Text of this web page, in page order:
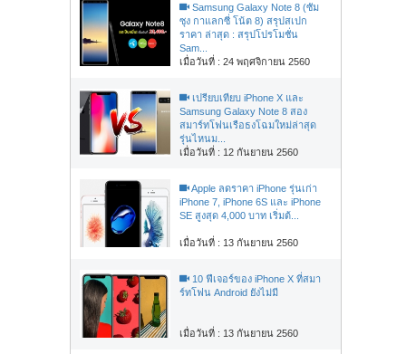
Samsung Galaxy Note 8 (ซัม
ซุง กาแลกซี่ โน้ต 8) สรุปสเปก
ราคา ล่าสุด : สรุปโปรโมชั่น
Sam...
เมื่อวันที่ : 24 พฤศจิกายน 2560
เปรียบเทียบ iPhone X และ
Samsung Galaxy Note 8 สอง
สมาร์ทโฟนเรือธงโฉมใหม่ล่าสุด
รุ่นไหนม...
เมื่อวันที่ : 12 กันยายน 2560
Apple ลดราคา iPhone รุ่นเก่า
iPhone 7, iPhone 6S และ iPhone
SE สูงสุด 4,000 บาท เริ่มต้...
เมื่อวันที่ : 13 กันยายน 2560
10 ฟีเจอร์ของ iPhone X ที่สมา
ร์ทโฟน Android ยังไม่มี
เมื่อวันที่ : 13 กันยายน 2560